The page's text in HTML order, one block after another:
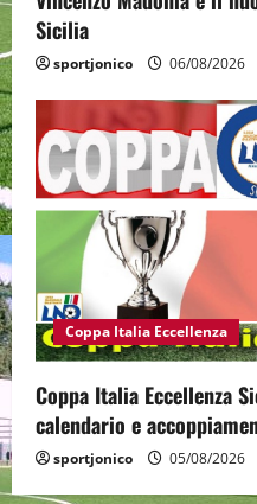
Sicilia
sportjonico 06/08/2026
Coppa Italia Eccellenza
Coppa Italia Eccellenza
calendario e
sportjonico 05/08/2026